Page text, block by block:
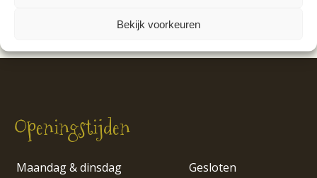
Bekijk voorkeuren
Openingstijden
Maandag & dinsdag
Gesloten